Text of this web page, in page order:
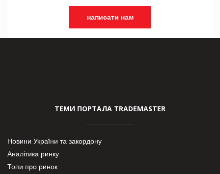
написати нам
ТЕМИ ПОРТАЛА TRADEMASTER
Новини України та закордону
Аналітика ринку
Топи про ринок